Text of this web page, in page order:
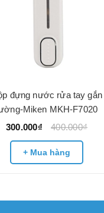
đựng nước rửa tay gắn
Miken MKH-F7020
300.000₫
400.000₫
+ Mua hàng